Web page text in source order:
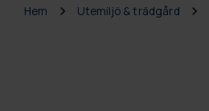
Hem Utemiljö & trädgård